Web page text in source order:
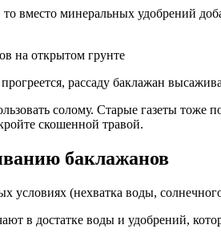
то вместо минеральных удобрений
на открытом грунте
рассаду баклажан
солому. Старые газеты тоже
скошенной травой.
баклажанов
условиях (нехватка воды,
в достатке воды и удобрений,